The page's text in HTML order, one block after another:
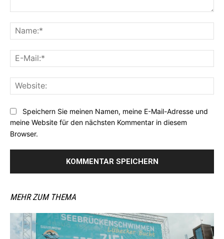
Speichern Sie meinen Namen, meine E-Mail-Adresse und
meine Website für den nächsten Kommentar in diesem
Browser.
MEHR ZUM THEMA